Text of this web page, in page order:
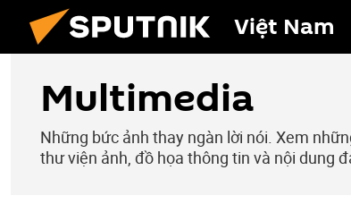
Việt Nam
Multimedia
Những bức ảnh thay ngàn lời nói. Xem
thư viện ảnh, đồ họa thông tin và nội dung